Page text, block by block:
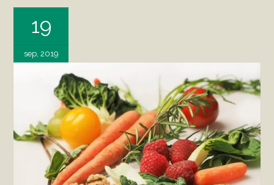
19
sep, 2019